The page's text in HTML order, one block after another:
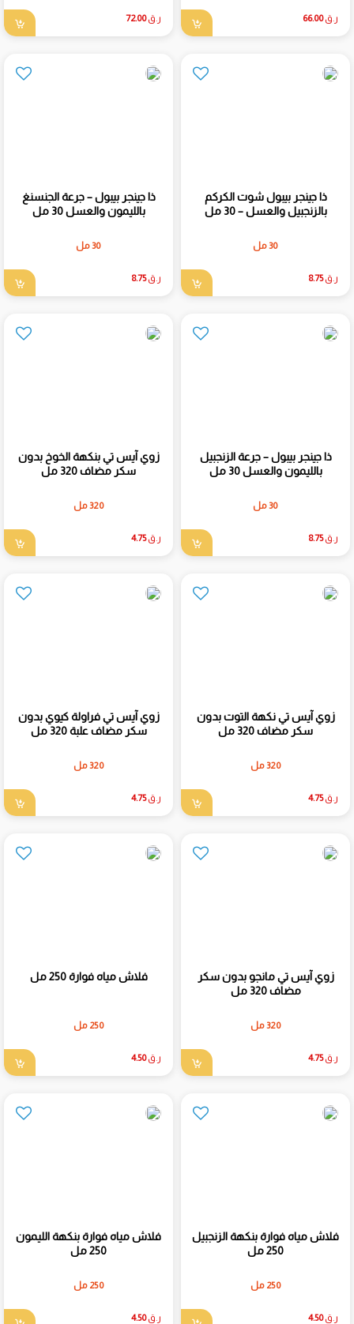
ر.ق66.00 ر.ق72.00
ذا جينجر بيبول شوت الكركم
بالزنجبيل والعسل – 30 مل
30 مل
ر.ق8.75
ذا جينجر بيبول – جرعة الجنسنغ
بالليمون والعسل 30 مل
30 مل
ر.ق8.75
ذا جينجر بيبول – جرعة الزنجبيل
بالليمون والعسل 30 مل
30 مل
ر.ق8.75
زوي آيس تي بنكهة الخوخ بدون
سكر مضاف 320 مل
320 مل
ر.ق4.75
زوي آيس تي نكهة التوت بدون
سكر مضاف 320 مل
320 مل
ر.ق4.75
زوي آيس تي فراولة كيوي بدون
سكر مضاف علبة 320 مل
320 مل
ر.ق4.75
زوي آيس تي مانجو بدون سكر
مضاف 320 مل
320 مل
ر.ق4.75
فلاش مياه فوارة 250 مل
250 مل
ر.ق4.50
فلاش مياه فوارة بنكهة الزنجبيل
250 مل
250 مل
ر.ق4.50
فلاش مياه فوارة بنكهة الليمون
250 مل
250 مل
ر.ق4.50